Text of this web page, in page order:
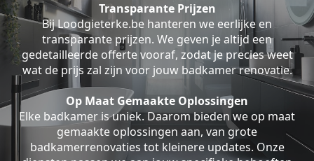
Transparante Prijzen
Bij Loodgieterke.be hanteren we eerlijke en
transparante prijzen. We geven je altijd een
gedetailleerde offerte vooraf, zodat je precies weet
wat de prijs zal zijn voor jouw badkamer renovatie.
Op Maat Gemaakte Oplossingen
Elke badkamer is uniek. Daarom bieden we op maat
gemaakte oplossingen aan, van grote
badkamerrenovaties tot kleinere updates. Onze